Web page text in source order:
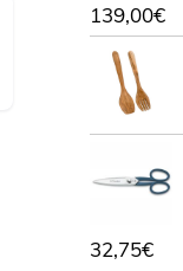
139,00€
32,75€